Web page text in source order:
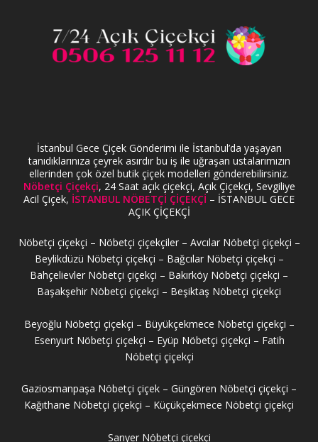
İstanbul Gece Çiçek Gönderimi ile İstanbul’da yaşayan
tanıdıklarınıza çeyrek asırdır bu iş ile uğraşan ustalarımızın
ellerinden çok özel butik çiçek modelleri gönderebilirsiniz.
Nöbetçi Çiçekçi, 24 Saat açık çiçekçi, Açık Çiçekçi, Sevgiliye
Acil Çiçek, İSTANBUL NÖBETÇİ ÇİÇEKÇİ – İSTANBUL GECE
AÇIK ÇİÇEKÇİ
Nöbetçi çiçekçi – Nöbetçi çiçekçiler – Avcılar Nöbetçi çiçekçi –
Beylikdüzü Nöbetçi çiçekçi – Bağcılar Nöbetçi çiçekçi –
Bahçelievler Nöbetçi çiçekçi – Bakırköy Nöbetçi çiçekçi –
Başakşehir Nöbetçi çiçekçi – Beşiktaş Nöbetçi çiçekçi
Beyoğlu Nöbetçi çiçekçi – Büyükçekmece Nöbetçi çiçekçi –
Esenyurt Nöbetçi çiçekçi – Eyüp Nöbetçi çiçekçi – Fatih
Nöbetçi çiçekçi
Gaziosmanpaşa Nöbetçi çiçek – Güngören Nöbetçi çiçekçi –
Kağıthane Nöbetçi çiçekçi – Küçükçekmece Nöbetçi çiçekçi
Sarıyer Nöbetçi çiçekçi